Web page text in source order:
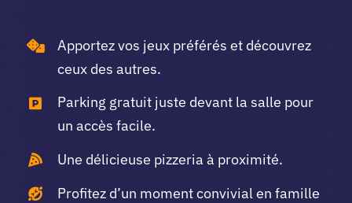
Apportez vos jeux préférés et découvrez
ceux des autres.
Parking gratuit juste devant la salle pour
un accès facile.
Une délicieuse pizzeria à proximité.
Profitez d’un moment convivial en famille